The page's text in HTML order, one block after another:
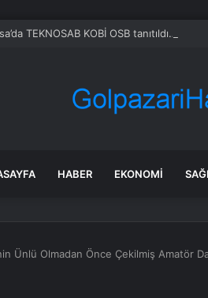
TEKNOSAB KOBİ OSB tanıtıldı…
HABER EKONOMI
Ünlü Olmadan Önce Çekilmiş Amatör